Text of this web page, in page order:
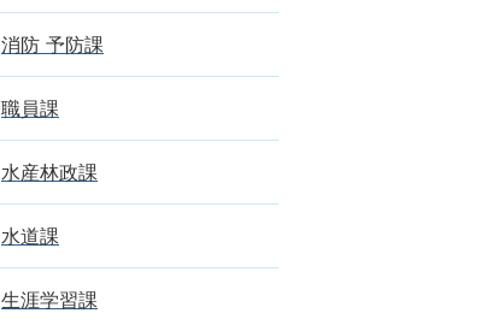
消防 予防課
職員課
水産林政課
水道課
生涯学習課